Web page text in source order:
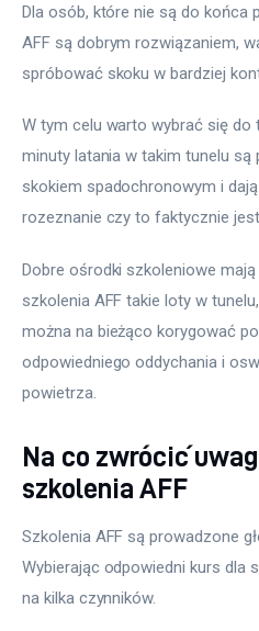
Dla osób, które nie są do końca
AFF są dobrym rozwiązaniem,
spróbować skoku w bardziej
W tym celu warto wybrać się do
minuty latania w takim tunelu są
skokiem spadochronowym i
rozeznanie czy to faktycznie
Dobre ośrodki szkoleniowe
szkolenia AFF takie loty w
można na bieżąco korygować
odpowiedniego oddychania i
powietrza.
Na co zwrócić
szkolenia AFF
Szkolenia AFF są prowadzone
Wybierając odpowiedni kurs dla
na kilka czynników.